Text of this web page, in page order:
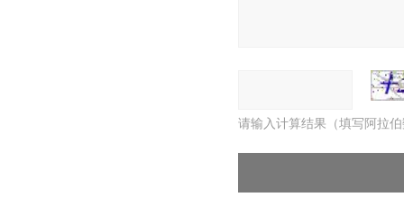
请输入计算结果（填写阿拉